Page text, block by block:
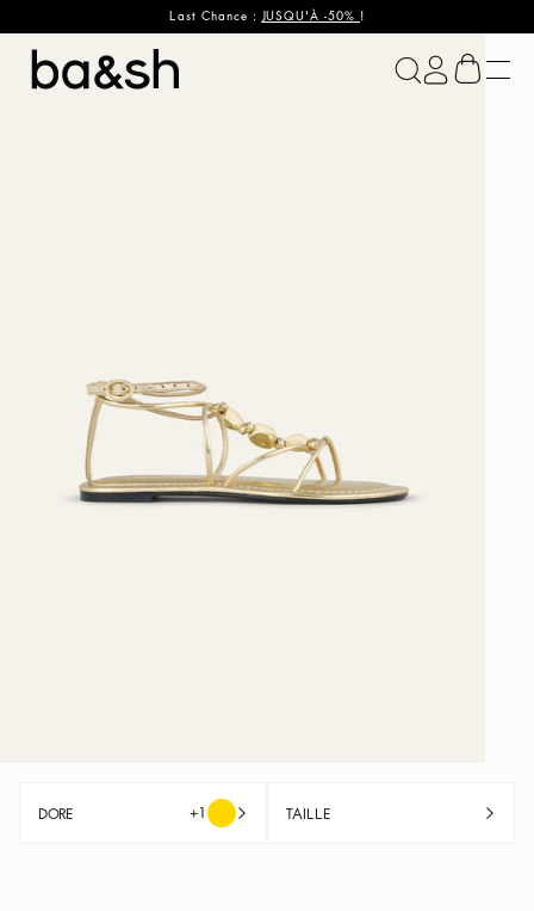
Last Chance :JUSQU'À -50% !
ba&sh
DORE +1 TAILLE